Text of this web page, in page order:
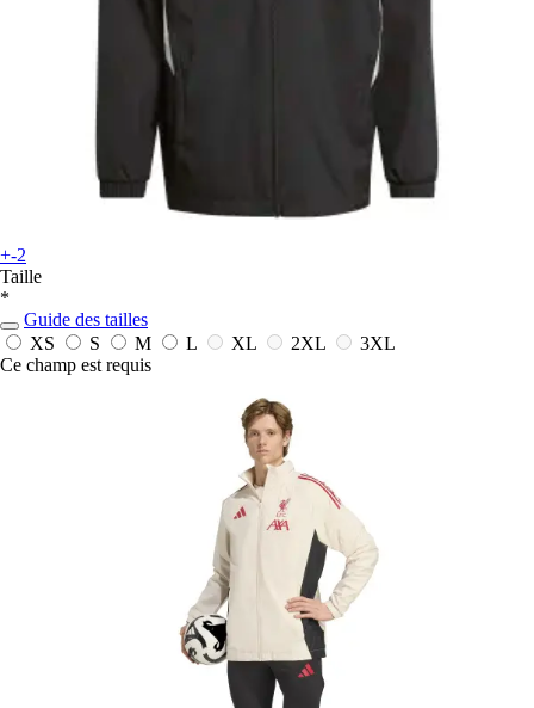
+-2
Taille
*
Guide des tailles
XS
S M L XL 2XL
3XL
Ce champ est requis